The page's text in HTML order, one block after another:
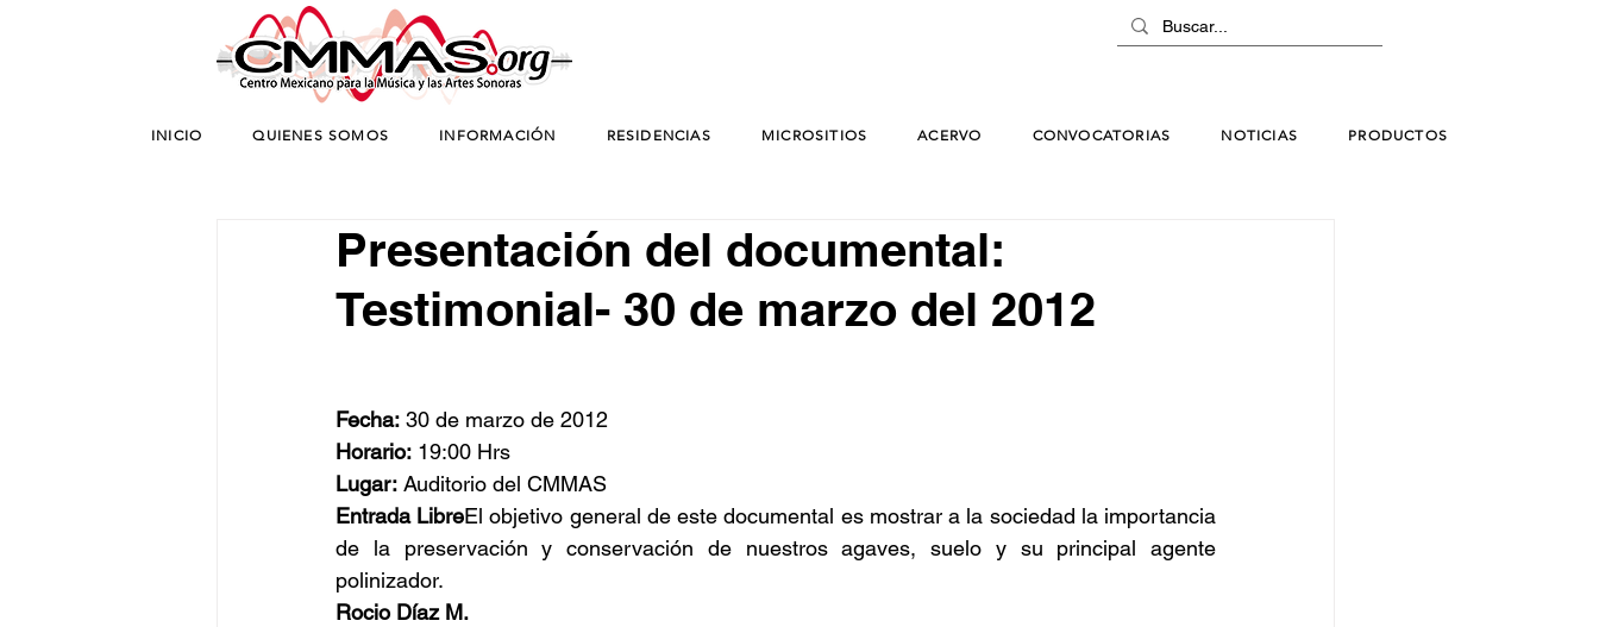
INICIO QUIENES SOMOS INFORMACIÓN RESIDENCIAS MICROSITIOS ACERVO CONVOCATORIAS NOTICIAS PRODUCTOS
Presentación del documental:
Testimonial- 30 de marzo del 2012
Fecha: 30 de marzo de 2012
Horario: 19:00 Hrs
Lugar: Auditorio del CMMAS
Entrada LibreEl objetivo general de este documental es mostrar a la sociedad la importancia
de la preservación y conservación de nuestros agaves, suelo y su principal agente
polinizador.
Rocio Díaz M.